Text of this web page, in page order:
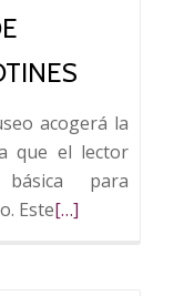
acogerá la
que el lector
para
EsteLeer
[…]